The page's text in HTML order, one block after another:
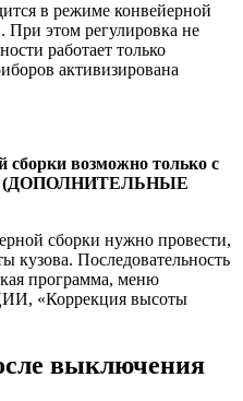
в режиме конвейерной
При этом регулировка не
работает только
активизирована
сборки возможно только с
(ДОПОЛНИТЕЛЬНЫЕ
сборки нужно провести,
кузова. Последовательность
программа, меню
«Коррекция высоты
выключения